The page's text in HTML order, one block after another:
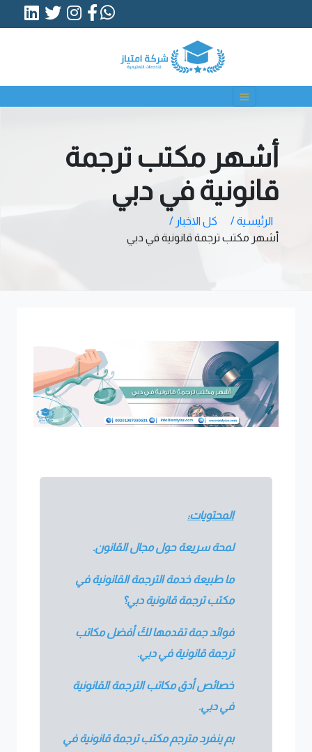
أشهر مكتب ترجمة
قانونية في دبي
الرئيسية /
كل الاخبار /
أشهر مكتب ترجمة قانونية في دبي
المحتويات:
لمحة سريعة حول مجال القانون.
ما طبيعة خدمة الترجمة القانونية في
مكتب ترجمة قانونية دبي؟
فوائد جمة تقدمها لكَ أفضل مكاتب
ترجمة قانونية في دبي.
خصائص أدق مكاتب الترجمة القانونية
في دبي.
بم ينفرد مترجم مكتب ترجمة قانونية في